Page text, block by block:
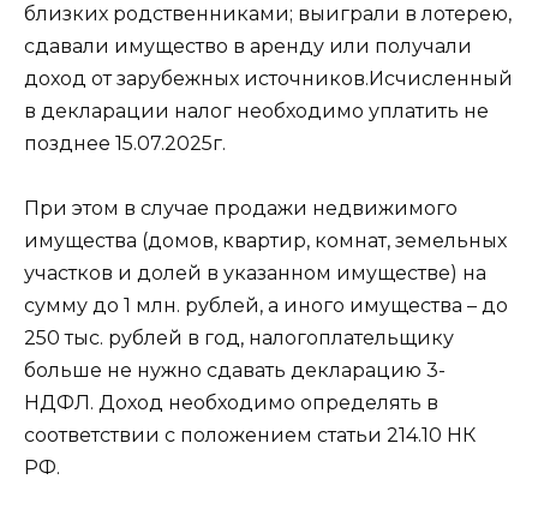
близких родственниками; выиграли в лотерею,
сдавали имущество в аренду или получали
доход от зарубежных источников.Исчисленный
в декларации налог необходимо уплатить не
позднее 15.07.2025г.
При этом в случае продажи недвижимого
имущества (домов, квартир, комнат, земельных
участков и долей в указанном имуществе) на
сумму до 1 млн. рублей, а иного имущества – до
250 тыс. рублей в год, налогоплательщику
больше не нужно сдавать декларацию 3-
НДФЛ. Доход необходимо определять в
соответствии с положением статьи 214.10 НК
РФ.